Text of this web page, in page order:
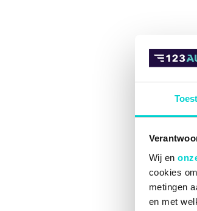
Wij en
cookies
metingen
en met